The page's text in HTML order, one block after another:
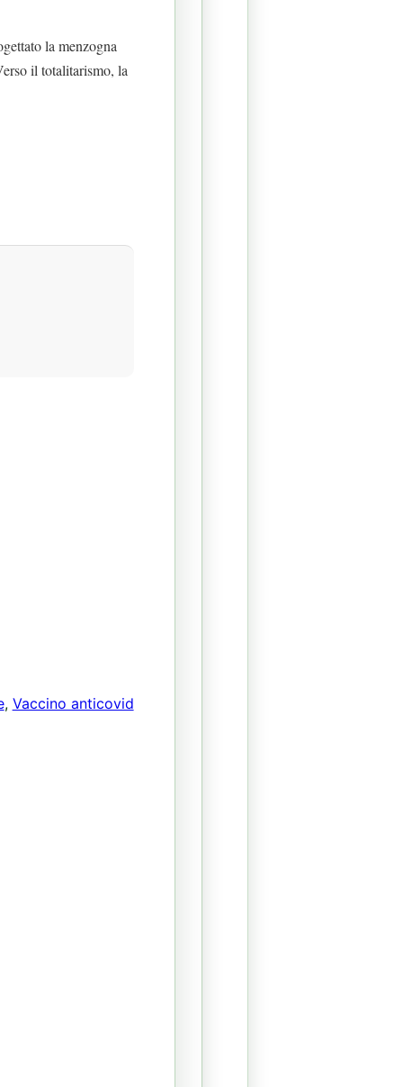
la menzogna
il totalitarismo, la
, Vaccino anticovid